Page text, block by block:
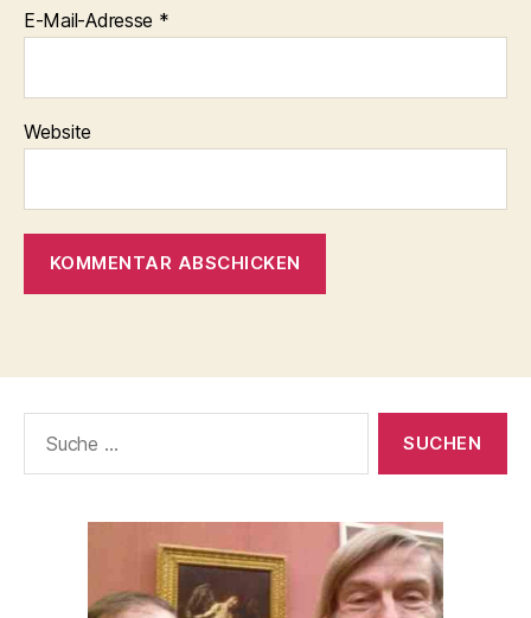
E-Mail-Adresse *
Website
nach: